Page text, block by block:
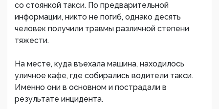
со стоянкой такси. По предварительной
информации, никто не погиб, однако деcять
человек получили травмы различной степени
тяжести.
На месте, куда въехала машина, находилось
уличное кафе, где собирались водители такси.
Именно они в основном и пострадали в
результате инцидента.